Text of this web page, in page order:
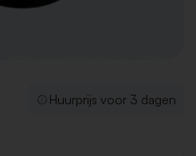
Huurprijs voor 3 dagen